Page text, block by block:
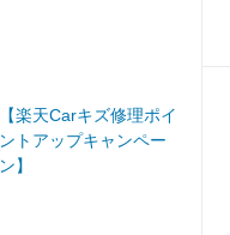
【楽天Carキズ修理ポイ
ントアップキャンペー
ン】